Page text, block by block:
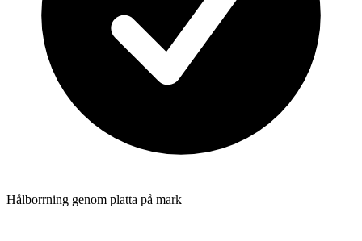
Hålborrning genom platta på mark